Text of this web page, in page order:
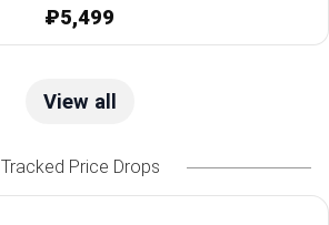
₽5,499
View all
Tracked Price Drops